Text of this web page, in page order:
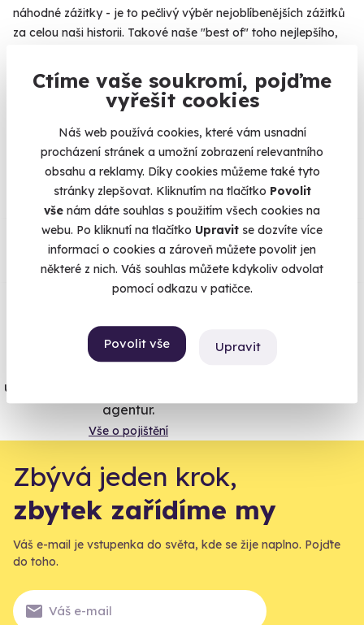
Ctíme vaše soukromí, pojďme
vyřešit cookies
Náš web používá cookies, které vám usnadní
procházení stránek a umožní zobrazení relevantního
obsahu a reklamy. Díky cookies můžeme také tyto
stránky zlepšovat. Kliknutím na tlačítko Povolit
vše nám dáte souhlas s použitím všech cookies na
webu. Po kliknutí na tlačítko Upravit se dozvíte více
informací o cookies a zároveň můžete povolit jen
některé z nich. Váš souhlas můžete kdykoliv odvolat
pomocí odkazu v patičce.
Povolit vše Upravit
náhodné zážitky - je to pečlivý výběr nejoblíbenějších zážitků
za celou naši historii. Takové naše "best of" toho nejlepšího,
všední den v neobyčejný?
Naheureka.czmáme
96% spokojenost zákazníků.
Co si o nás myslí
Zobraz ohlasy
Vše umíme pojistit
Jeden nikdy neví. Máme nejvyšší
úrazové pojištění z nabídky zážitkových
agentur.
Vše o pojištění
Zbývá jeden krok,
zbytek zařídíme my
Váš e-mail je vstupenka do světa, kde se žije naplno. Pojďte
do toho.